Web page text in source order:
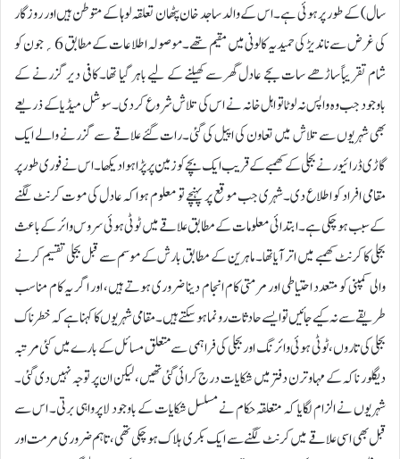
سال) کے طور پر ہوئی ہے۔ اس کے والد ساجد خان پٹھان تعلقہ لوہا کے متوطن ہیں اور روزگار
کی غرض سے ناندیڑ کی حمیدیہ کالونی میں مقیم تھے۔موصولہ اطلاعات کے مطابق 6؍جون کو
شام تقریباً ساڑھے سات بجے عادل گھر سے کھیلنے کے لیے باہر گیا تھا۔ کافی دیر گزرنے کے
باوجود جب وہ واپس نہ لوٹا تو اہل خانہ نے اس کی تلاش شروع کردی۔ سوشل میڈیا کے ذریعے
بھی شہریوں سے تلاش میں تعاون کی اپیل کی گئی۔رات گئے علاقے سے گزرنے والے ایک
گاڑی ڈرائیور نے بجلی کے کھمبے کے قریب ایک بچے کو زمین پر پڑا ہوا دیکھا۔ اس نے فوری طور پر
مقامی افراد کو اطلاع دی۔ شہری جب موقع پر پہنچے تو معلوم ہوا کہ عادل کی موت کرنٹ لگنے
کے سبب ہو چکی ہے۔ ابتدائی معلومات کے مطابق علاقے میں ٹوٹی ہوئی سروس وائر کے باعث
بجلی کا کرنٹ کھمبے میں اتر آیا تھا۔ ماہرین کے مطابق بارش کے موسم سے قبل بجلی تقسیم کرنے
والی کمپنی کو متعدد احتیاطی اور مرمتی کام انجام دینا ضروری ہوتے ہیں، اور اگر یہ کام مناسب
طریقے سے نہ کیے جائیں تو ایسے حادثات رونما ہوسکتے ہیں۔مقامی شہریوں کا کہنا ہے کہ خطرناک
بجلی کی تاروں، ٹوٹی ہوئی وائرنگ اور بجلی کی فراہمی سے متعلق مسائل کے بارے میں کئی مرتبہ
دیگلور ناکہ کے مہاوترن دفتر میں شکایات درج کرائی گئی تھیں، لیکن ان پر توجہ نہیں دی گئی۔
شہریوں نے الزام لگایا کہ متعلقہ حکام نے مسلسل شکایات کے باوجود لاپرواہی برتی۔ اس سے
قبل بھی اسی علاقے میں کرنٹ لگنے سے ایک بکری ہلاک ہو چکی تھی، تاہم ضروری مرمت اور